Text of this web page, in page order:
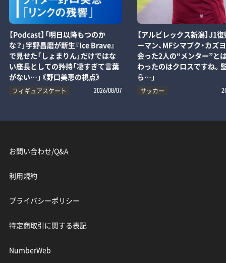
【Podcast】「明日以降もつのか
な？」宇野昌磨が新生『Ice Brave』
で見せた「しょまりん」だけではな
い座長としての矜持「凄すぎて言葉
がない…」《野口美恵の視点》
フィギュアスケート 2026/08/07
【アルビレックス新潟】J1
ーマン、MFシマブク・カズ
会った2人の“メンター”とは
わったのはクロスですね。
ら…」
サッカー
お問い合わせ/Q&A
利用規約
プライバシーポリシー
特定商取引に関する表記
NumberWeb